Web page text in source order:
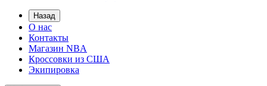
Назад
О нас
Контакты
Магазин NBA
Кроссовки из США
Экипировка